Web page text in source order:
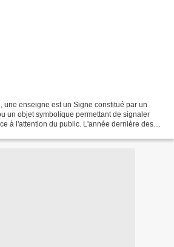
une enseigne est un Signe constitué par un
un objet symbolique permettant de signaler
à l'attention du public. L'année dernière des